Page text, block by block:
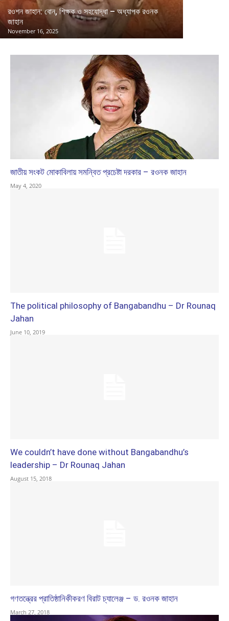
রওশন জাহান: বোন, শিক্ষক ও সহযোদ্ধা – অধ্যাপক রওনক
জাহান
November 16, 2025
জাতীয় সংকট মোকাবিলায় সমন্বিত প্রচেষ্টা দরকার – রওনক জাহান
May 4, 2020
The political philosophy of Bangabandhu – Dr Rounaq
Jahan
June 10, 2019
We couldn’t have done without Bangabandhu’s
leadership – Dr Rounaq Jahan
August 15, 2018
গণতন্ত্রের প্রাতিষ্ঠানিকীকরণ বিরাট চ্যালেঞ্জ – ড. রওনক জাহান
March 27, 2018